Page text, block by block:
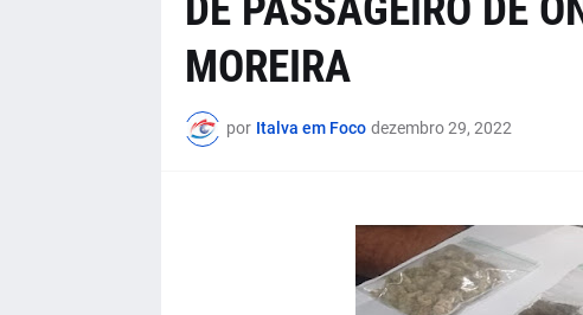
MOREIRA
por Italva em Foco dezembro 29, 2022